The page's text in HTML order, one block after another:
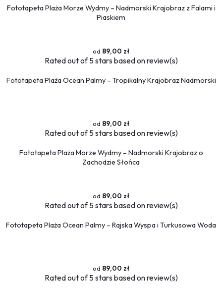
Zwierzęta
Ptaki
Muzyka
Fototapeta Plaża Morze Wydmy – Nadmorski Krajobraz z Falami i
Piaskiem
89,00 zł
Ratedout of 5 stars based onreview(s)
Fototapeta Plaża Ocean Palmy – Tropikalny Krajobraz Nadmorski
89,00 zł
Ratedout of 5 stars based onreview(s)
Fototapeta Plaża Morze Wydmy – Nadmorski Krajobraz o
Zachodzie Słońca
89,00 zł
Ratedout of 5 stars based onreview(s)
Fototapeta Plaża Ocean Palmy – Rajska Wyspa i Turkusowa Woda
89,00 zł
Ratedout of 5 stars based onreview(s)